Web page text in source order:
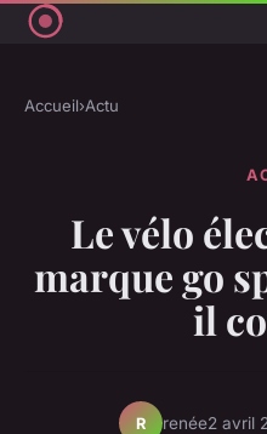
Accueil›Actu
Le vélo
marque go
il
R renée2 avril